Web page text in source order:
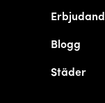
Blogg
Städer